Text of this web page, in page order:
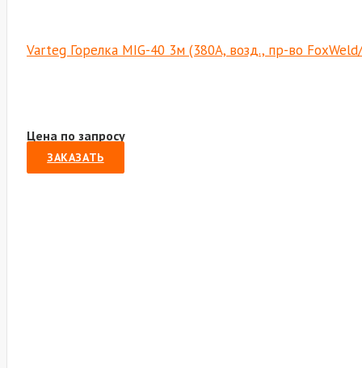
Varteg Горелка MIG-40 3м (380А, возд., пр-во
Цена по запросу
ЗАКАЗАТЬ